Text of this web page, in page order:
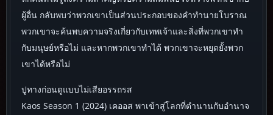
ผู้อื่น กลับพบว่าพวกเขาเป็นส่วนประกอบของคำทำนายโบราณ
พวกเขาจะค้นพบความจริงเกี่ยวกับเทพเจ้าและสิ่งที่พวกเขาทำ
กับมนุษย์หรือไม่ และหากพวกเขาทำได้ พวกเขาจะหยุดยั้งพวก
เขาได้หรือไม่
ปูทางก่อนดูแบบไม่เสียอรรถรส
Kaos Season 1 (2024) เคออส พาเข้าสู่โลกที่ตำนานกับอำนาจ